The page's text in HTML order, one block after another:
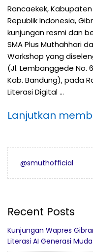
Rancaekek,
Republik Indonesia,
kunjungan resmi dan
SMA Plus Muthahhari
Workshop yang
(Jl. Lembanggede No.
Kab. Bandung), pada
Literasi Digital …
Lanjutkan
@smuthofficial
Recent Posts
Kunjungan Wapres
Literasi AI Generasi Muda